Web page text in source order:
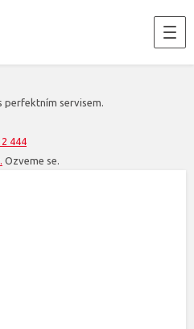
perfektním servisem.
444
Ozveme se.